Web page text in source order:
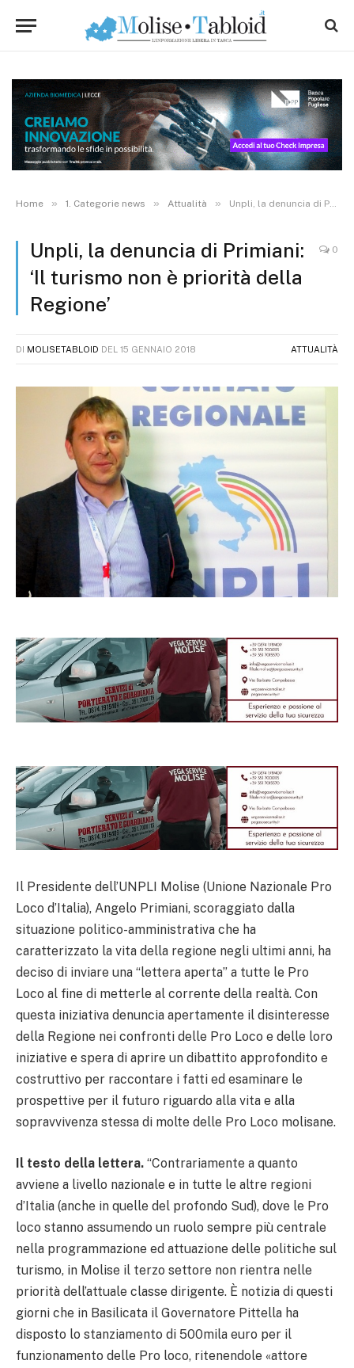
Home » 1. Categorie news » Attualità » Unpli, la denuncia di Primiani: ‘Il turismo non è priorità della Regione’
Unpli, la denuncia di Primiani:
‘Il turismo non è priorità della
Regione’
0
DI MOLISETABLOID DEL 15 GENNAIO 2018 ATTUALITÀ
Il Presidente dell’UNPLI Molise (Unione Nazionale Pro
Loco d’Italia), Angelo Primiani, scoraggiato dalla
situazione politico-amministrativa che ha
caratterizzato la vita della regione negli ultimi anni, ha
deciso di inviare una “lettera aperta” a tutte le Pro
Loco al fine di metterle al corrente della realtà. Con
questa iniziativa denuncia apertamente il disinteresse
della Regione nei confronti delle Pro Loco e delle loro
iniziative e spera di aprire un dibattito approfondito e
costruttivo per raccontare i fatti ed esaminare le
prospettive per il futuro riguardo alla vita e alla
sopravvivenza stessa di molte delle Pro Loco molisane.
Il testo della lettera. “Contrariamente a quanto
avviene a livello nazionale e in tutte le altre regioni
d’Italia (anche in quelle del profondo Sud), dove le Pro
loco stanno assumendo un ruolo sempre più centrale
nella programmazione ed attuazione delle politiche sul
turismo, in Molise il terzo settore non rientra nelle
priorità dell’attuale classe dirigente. È notizia di questi
giorni che in Basilicata il Governatore Pittella ha
disposto lo stanziamento di 500mila euro per il
funzionamento delle Pro loco, ritenendole «attore